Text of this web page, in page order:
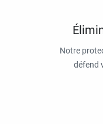
Notre
défend